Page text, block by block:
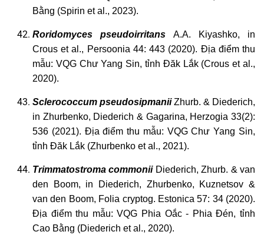
Bằng (Spirin et al., 2023).
Roridomyces pseudoirritans A.A. Kiyashko, in
Crous et al., Persoonia 44: 443 (2020). Địa điểm thu
mẫu: VQG Chư Yang Sin, tỉnh Đăk Lắk (Crous et al.,
2020).
Sclerococcum pseudosipmaniiZhurb. & Diederich,
in Zhurbenko, Diederich & Gagarina, Herzogia 33(2):
536 (2021). Địa điểm thu mẫu: VQG Chư Yang Sin,
tỉnh Đăk Lắk (Zhurbenko et al., 2021).
Trimmatostroma commoniiDiederich, Zhurb. & van
den Boom, in Diederich, Zhurbenko, Kuznetsov &
van den Boom, Folia cryptog. Estonica 57: 34 (2020).
Địa điểm thu mẫu: VQG Phia Oắc - Phia Đén, tỉnh
Cao Bằng (Diederich et al., 2020).